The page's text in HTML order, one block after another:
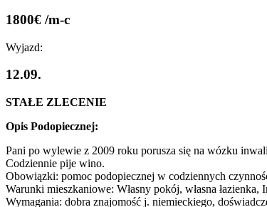
1800€ /m-c
Wyjazd:
12.09.
STAŁE ZLECENIE
Opis Podopiecznej:
Pani po wylewie z 2009 roku porusza się na wózku
Codziennie pije wino.
Obowiązki: pomoc podopiecznej w codziennych
Warunki mieszkaniowe: Własny pokój, własna łazienka,
Wymagania: dobra znajomość j. niemieckiego,